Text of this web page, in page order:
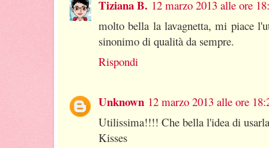
Tiziana B. 12 marzo 2013 alle ore
molto bella la lavagnetta, mi piace
sinonimo di qualità da sempre.
Rispondi
Unknown 12 marzo 2013 alle ore
Utilissima!!!! Che bella l'idea di
Kisses